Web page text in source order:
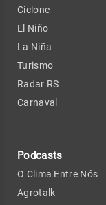
Ciclone
El Niño
La Niña
Turismo
Radar RS
Carnaval
Podcasts
O Clima Entre Nós
Agrotalk